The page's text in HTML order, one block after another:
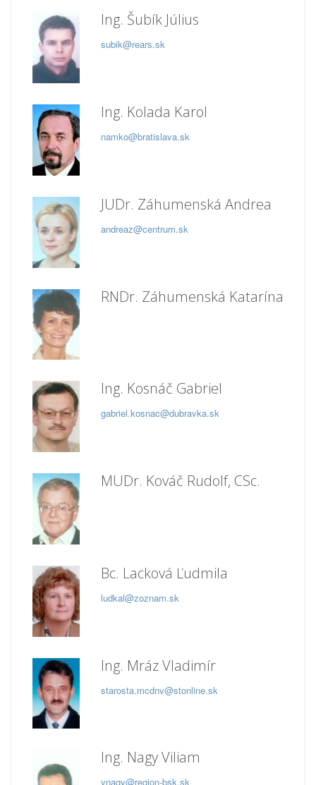
Ing. Šubík Július
subik@rears.sk
Ing. Kolada Karol
namko@bratislava.sk
JUDr. Záhumenská Andrea
andreaz@centrum.sk
RNDr. Záhumenská Katarína
Ing. Kosnáč Gabriel
gabriel.kosnac@dubravka.sk
MUDr. Kováč Rudolf, CSc.
Bc. Lacková Ľudmila
ludkal@zoznam.sk
Ing. Mráz Vladimír
starosta.mcdnv@stonline.sk
Ing. Nagy Viliam
vnagy@region-bsk.sk